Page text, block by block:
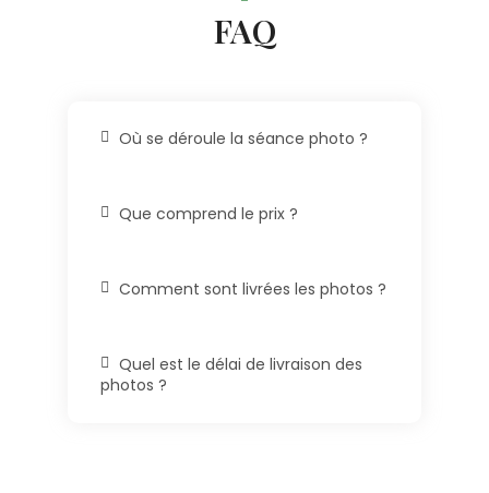
FAQ
Où se déroule la séance photo ?
Que comprend le prix ?
Comment sont livrées les photos ?
Quel est le délai de livraison des
photos ?